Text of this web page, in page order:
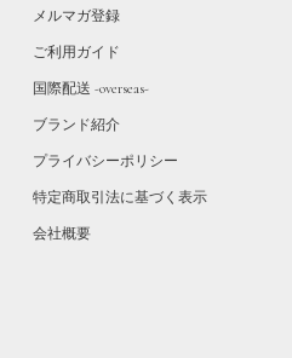
メルマガ登録
ご利用ガイド
国際配送 -overseas-
ブランド紹介
プライバシーポリシー
特定商取引法に基づく表示
会社概要